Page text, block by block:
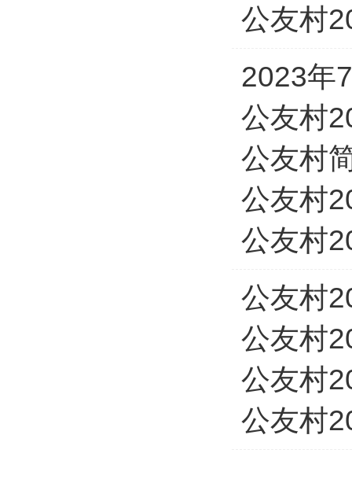
公友村
2023年
公友村
公友村
公友村
公友村
公友村
公友村
公友村
公友村